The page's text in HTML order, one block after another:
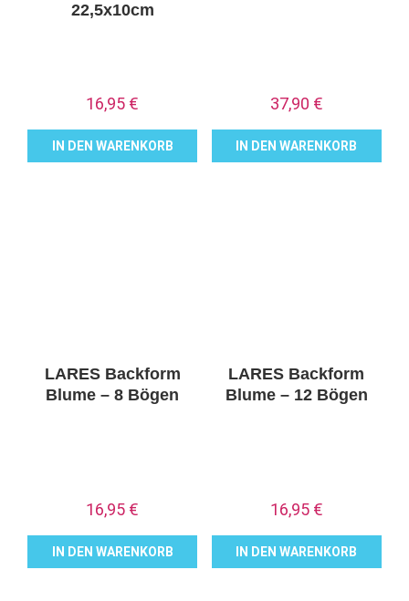
22,5x10cm
16,95 €
IN DEN WARENKORB
37,90 €
IN DEN WARENKORB
LARES Backform
Blume – 8 Bögen
16,95 €
IN DEN WARENKORB
LARES Backform
Blume – 12 Bögen
16,95 €
IN DEN WARENKORB